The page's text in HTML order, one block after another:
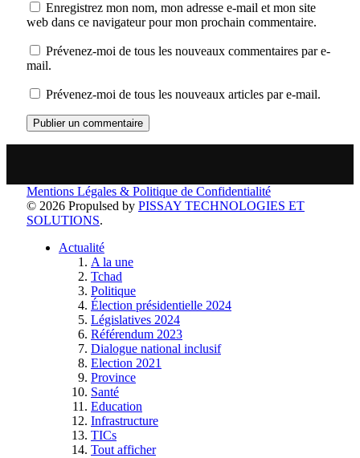
Enregistrez mon nom, mon adresse e-mail et mon site
web dans ce navigateur pour mon prochain commentaire.
Prévenez-moi de tous les nouveaux commentaires par e-
mail.
Prévenez-moi de tous les nouveaux articles par e-mail.
Mentions Légales & Politique de Confidentialité
© 2026 Propulsed by PISSAY TECHNOLOGIES ET
SOLUTIONS.
Actualité
A la une
Tchad
Politique
Élection présidentielle 2024
Législatives 2024
Référendum 2023
Dialogue national inclusif
Election 2021
Province
Santé
Education
Infrastructure
TICs
Tout afficher